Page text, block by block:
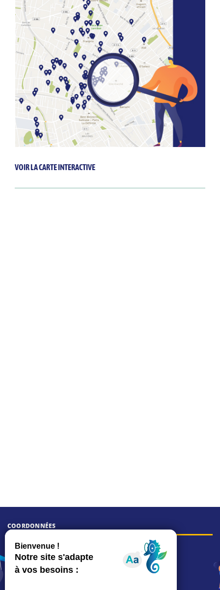
VOIR LA CARTE INTERACTIVE
COORDONNÉES
Hôtel de ville
15, rue Charles-Duflos
01 41 19 83 00